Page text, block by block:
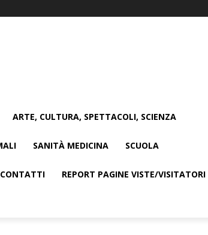
ARTE, CULTURA, SPETTACOLI, SCIENZA
SANITÀ MEDICINA SCUOLA
REPORT PAGINE VISTE/VISITATORI